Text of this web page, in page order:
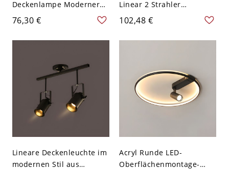
Deckenlampe Moderner
Stil Aluminium 2 Lichter
Flush Mount für
Bekleidungsgeschäft -
76,30 €
Linear 2 Strahler
Deckenleuchte aus Metall
- Schwarz 110V-120V
100,33 cm Weißlicht
102,48 €
Lineare Deckenleuchte im
modernen Stil aus
Acryl Runde LED-
Oberflächenmontage-